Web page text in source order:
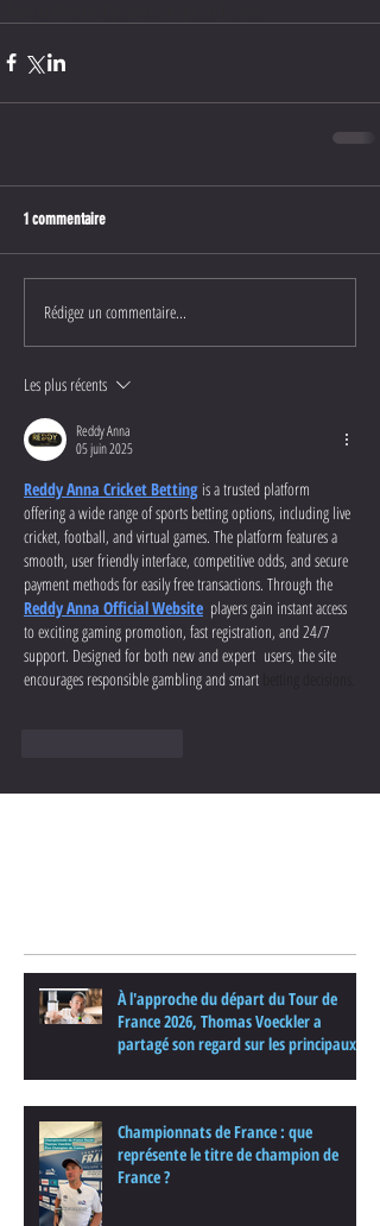
1 commentaire
Rédigez un commentaire...
Les plus récents
Reddy Anna
05 juin 2025
Reddy Anna Cricket Betting is a trusted platform
offering a wide range of sports betting options, including live
cricket, football, and virtual games. The platform features a
smooth, user friendly interface, competitive odds, and secure
payment methods for easily free transactions. Through the
Reddy Anna Official Website
  players gain instant access
to exciting gaming promotion, fast registration, and 24/7
support. Designed for both new and expert  users, the site
encourages responsible gambling and smart
À l'approche du départ du Tour de
France 2026, Thomas Voeckler a
partagé son regard sur les principaux
Championnats de France : que
représente le titre de champion de
France ?